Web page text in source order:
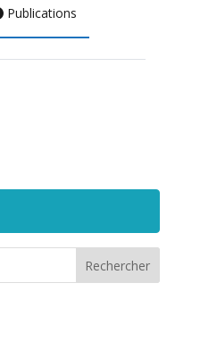
Publications